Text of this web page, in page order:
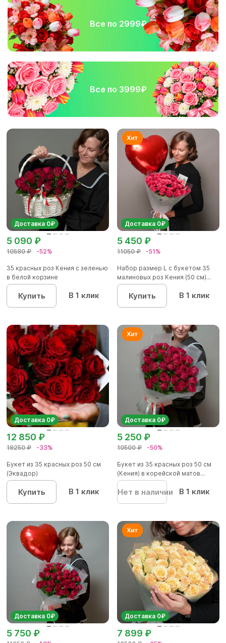
Все по 2999₽
Все по 3999₽
Доставка 0₽
10580 ₽ -52%
5 090 ₽
35 красных роз Кения с зеленью
в белой корзине
Купить В 1 клик
Доставка 0₽
11050 ₽ -51%
5 450 ₽
Набор размер L с букетом 35
малиновых роз Кения (50 см)...
Купить В 1 клик
Доставка 0₽
19250 ₽ -33%
12 850 ₽
Букет из 35 красных роз 50 см
(Эквадор)
Купить В 1 клик
Доставка 0₽
10500 ₽ -50%
5 250 ₽
Букет из 35 красных роз 50 см
(Кения) в корейской матов...
Нет в наличии В 1 клик
Доставка 0₽
5 750 ₽
Доставка 0₽
7 899 ₽